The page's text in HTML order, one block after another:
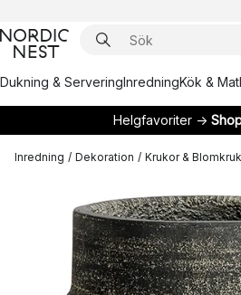
Dukning & ServeringInredningKök &
Helgfavoriter →
Inredning / Dekoration / Krukor &